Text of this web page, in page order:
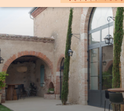
ACCUEIL
VENTES
PROPRIÉTÉ/CHARME
MAISON